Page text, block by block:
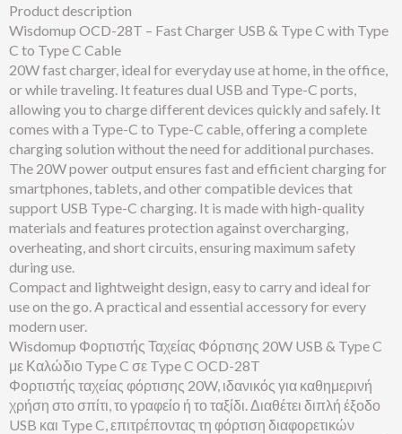
Product description
Wisdomup OCD-28T – Fast Charger USB & Type C with Type
C to Type C Cable
20W fast charger, ideal for everyday use at home, in the office,
or while traveling. It features dual USB and Type-C ports,
allowing you to charge different devices quickly and safely. It
comes with a Type-C to Type-C cable, offering a complete
charging solution without the need for additional purchases.
The 20W power output ensures fast and efficient charging for
smartphones, tablets, and other compatible devices that
support USB Type-C charging. It is made with high-quality
materials and features protection against overcharging,
overheating, and short circuits, ensuring maximum safety
during use.
Compact and lightweight design, easy to carry and ideal for
use on the go. A practical and essential accessory for every
modern user.
Wisdomup Φορτιστής Ταχείας Φόρτισης 20W USB & Type C
με Καλώδιο Type C σε Type C OCD-28T
Φορτιστής ταχείας φόρτισης 20W, ιδανικός για καθημερινή
χρήση στο σπίτι, το γραφείο ή το ταξίδι. Διαθέτει διπλή έξοδο
USB και Type C, επιτρέποντας τη φόρτιση διαφορετικών